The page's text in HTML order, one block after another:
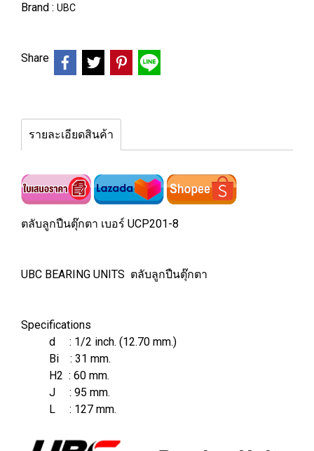
Brand : UBC
Share
รายละเอียดสินค้า
ตลับลูกปืนตุ๊กตา เบอร์ UCP201-8
UBC BEARING UNITS ตลับลูกปืนตุ๊กตา
Specifications
d : 1/2 inch. (12.70 mm.)
Bi : 31 mm.
H2 : 60 mm.
J : 95 mm.
L : 127 mm.